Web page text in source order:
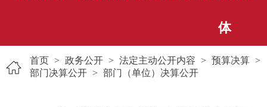
体
首页 > 政务公开 > 法定主动公开内容 > 预算决算 >
部门决算公开 > 部门（单位）决算公开